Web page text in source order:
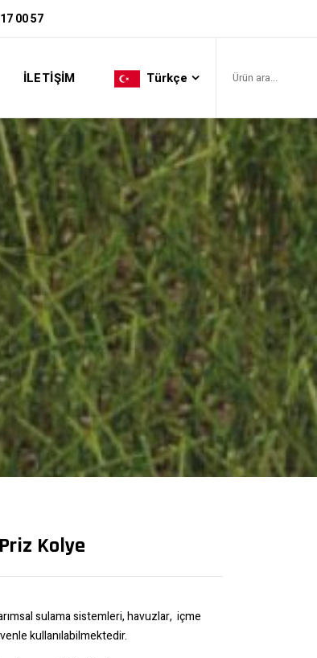
00 57
İLETIŞIM Türkçe
Kolye
sulama sistemleri, havuzlar, içme
kullanılabilmektedir.